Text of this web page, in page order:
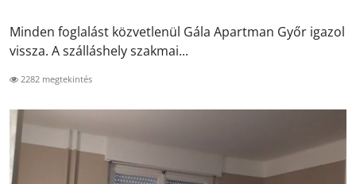
Minden foglalást közvetlenül Gála Apartman Győr igazol
vissza. A szálláshely szakmai...
2282 megtekintés